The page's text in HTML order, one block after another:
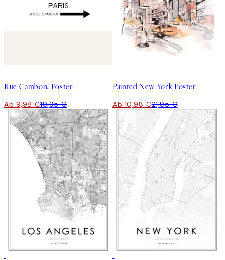
Rue Cambon, Poster
Ab 9,98 €19,95 €
Painted New York Poster
Ab 10,98 €21,95 €